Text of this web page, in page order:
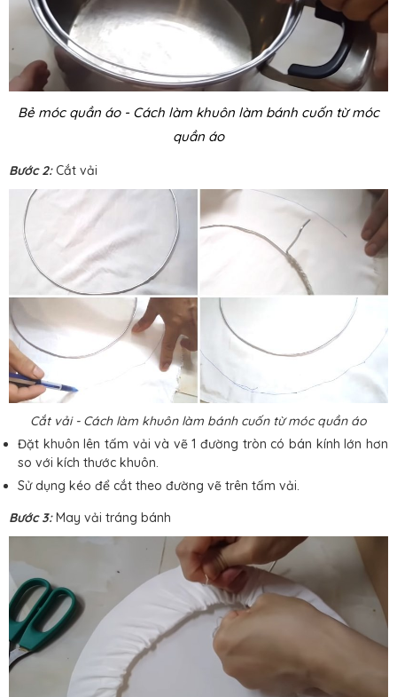
Bẻ móc quần áo - Cách làm khuôn làm bánh cuốn từ móc
quần áo
Bước 2:Cắt vải
Cắt vải - Cách làm khuôn làm bánh cuốn từ móc quần áo
Đặt khuôn lên tấm vải và vẽ 1 đường tròn có bán kính lớn hơn
so với kích thước khuôn.
Sử dụng kéo để cắt theo đường vẽ trên tấm vải.
Bước 3:May vải tráng bánh